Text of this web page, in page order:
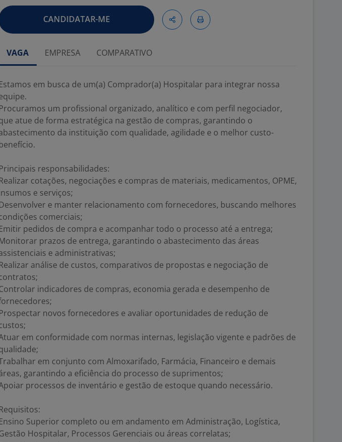
CANDIDATAR-ME
VAGA EMPRESA COMPARATIVO
em busca de um(a) Comprador(a) Hospitalar para integrar nossa
um profissional organizado, analítico e com perfil negociador,
atue de forma estratégica na gestão de compras, garantindo o
da instituição com qualidade, agilidade e o melhor custo-
responsabilidades:
cotações, negociações e compras de materiais, medicamentos, OPME,
e serviços;
e manter relacionamento com fornecedores, buscando melhores
comerciais;
pedidos de compra e acompanhar todo o processo até a entrega;
prazos de entrega, garantindo o abastecimento das áreas
e administrativas;
análise de custos, comparativos de propostas e negociação de
indicadores de compras, economia gerada e desempenho de
novos fornecedores e avaliar oportunidades de redução de
em conformidade com normas internas, legislação vigente e padrões de
em conjunto com Almoxarifado, Farmácia, Financeiro e demais
garantindo a eficiência do processo de suprimentos;
processos de inventário e gestão de estoque quando necessário.
Superior completo ou em andamento em Administração, Logística,
Hospitalar, Processos Gerenciais ou áreas correlatas;